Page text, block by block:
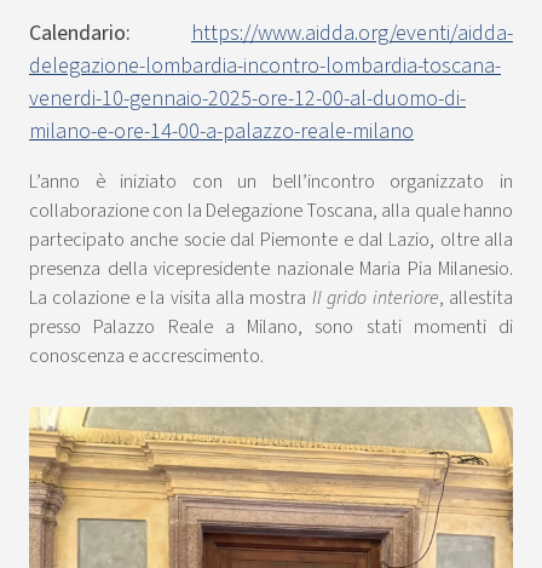
Calendario: https://www.aidda.org/eventi/aidda-
delegazione-lombardia-incontro-lombardia-toscana-
venerdi-10-gennaio-2025-ore-12-00-al-duomo-di-
milano-e-ore-14-00-a-palazzo-reale-milano
L’anno è iniziato con un bell’incontro organizzato in
collaborazione con la Delegazione Toscana, alla quale hanno
partecipato anche socie dal Piemonte e dal Lazio, oltre alla
presenza della vicepresidente nazionale Maria Pia Milanesio.
La colazione e la visita alla mostra Il grido interiore, allestita
presso Palazzo Reale a Milano, sono stati momenti di
conoscenza e accrescimento.